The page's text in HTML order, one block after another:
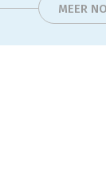
MEER